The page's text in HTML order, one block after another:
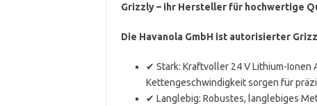
Grizzly – ihr Hersteller für hochwertige
Die Havanola GmbH ist autorisierter
✔ Stark: Kraftvoller 24 V Lithium-Ionen
Kettengeschwindigkeit sorgen für
✔ Langlebig: Robustes, langlebiges